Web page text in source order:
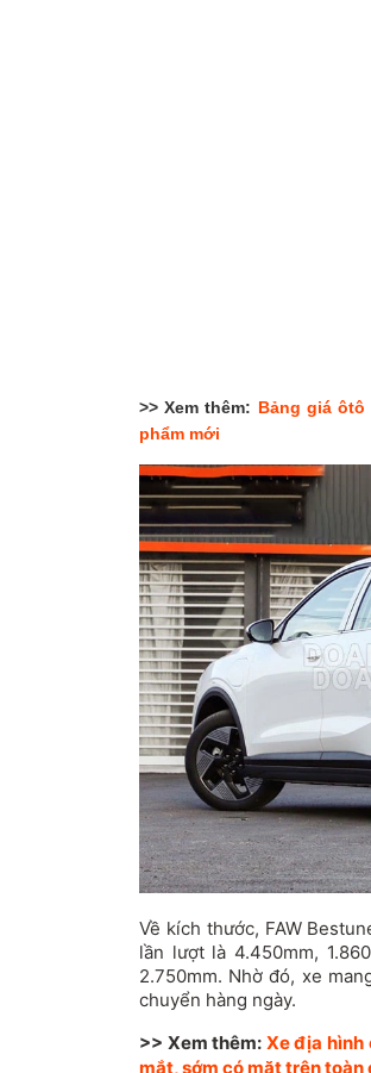
>> Xem thêm: Bảng giá ôtô
phẩm mới
Về kích thước, FAW
lần lượt là 4.450mm,
2.750mm. Nhờ đó, xe
chuyển hàng ngày.
>> Xem thêm: Xe địa hình
mắt, sớm có mặt trên toàn